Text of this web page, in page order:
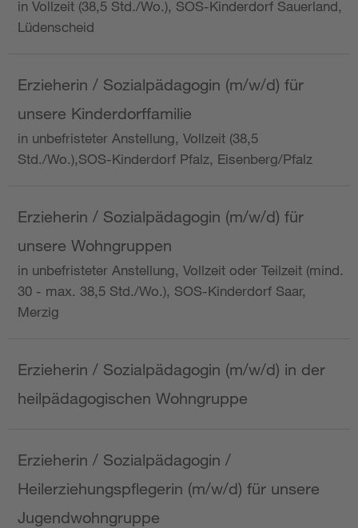
in Vollzeit (38,5 Std./Wo.), SOS-Kinderdorf Sauerland,
Lüdenscheid
Erzieherin / Sozialpädagogin (m/w/d) für
unsere Kinderdorffamilie
in unbefristeter Anstellung, Vollzeit (38,5
Std./Wo.),SOS-Kinderdorf Pfalz, Eisenberg/Pfalz
Erzieherin / Sozialpädagogin (m/w/d) für
unsere Wohngruppen
in unbefristeter Anstellung, Vollzeit oder Teilzeit (mind.
30 - max. 38,5 Std./Wo.), SOS-Kinderdorf Saar,
Merzig
Erzieherin / Sozialpädagogin (m/w/d) in der
heilpädagogischen Wohngruppe
Erzieherin / Sozialpädagogin /
Heilerziehungspflegerin (m/w/d) für unsere
Jugendwohngruppe